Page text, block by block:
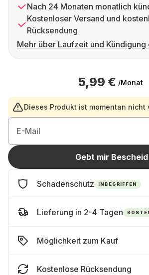
Nach 24 Monaten monatlich
Kostenloser Versand und
Rücksendung
Mehr über Laufzeit und Kündigung
5,99 € /Monat
Dieses Produkt ist momentan nicht
E-Mail
Gebt mir Bescheid
Schadenschutz INBEGRIFFEN
Lieferung in 2-4 Tagen
Möglichkeit zum Kauf
Kostenlose Rücksendung